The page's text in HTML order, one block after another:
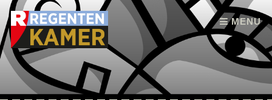
MENU
Skip to content